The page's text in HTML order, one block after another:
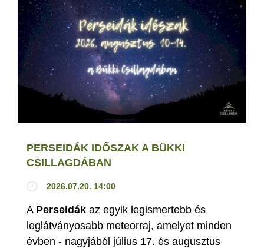
PERSEIDÁK IDŐSZAK A BÜKKI
CSILLAGDÁBAN
2026.07.20. 14:00
A Perseidák az egyik legismertebb és
leglátványosabb meteorraj, amelyet minden
évben - nagyjából július 17. és augusztus